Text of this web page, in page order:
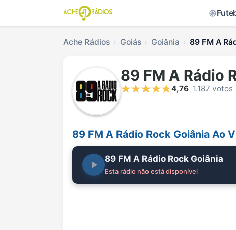
Ache Rádios Goiás Goiânia 89 FM A
89 FM A Rádio
4,76 1.187 votos
89 FM A Rádio Rock Goiânia Ao
89 FM A Rádio Rock Goiânia
Esta rádio não está disponível